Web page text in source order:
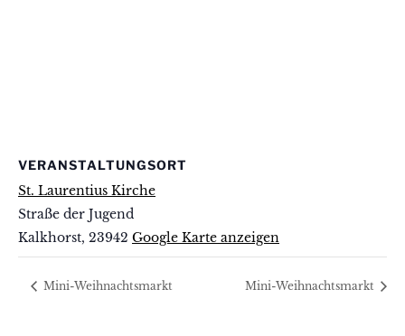
VERANSTALTUNGSORT
St. Laurentius Kirche
Straße der Jugend
Kalkhorst, 23942 Google Karte anzeigen
Mini-Weihnachtsmarkt Mini-Weihnachtsmarkt